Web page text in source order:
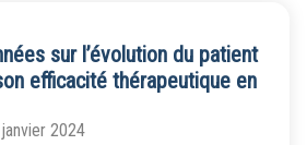
sur l’évolution du patient
efficacité thérapeutique en
2024